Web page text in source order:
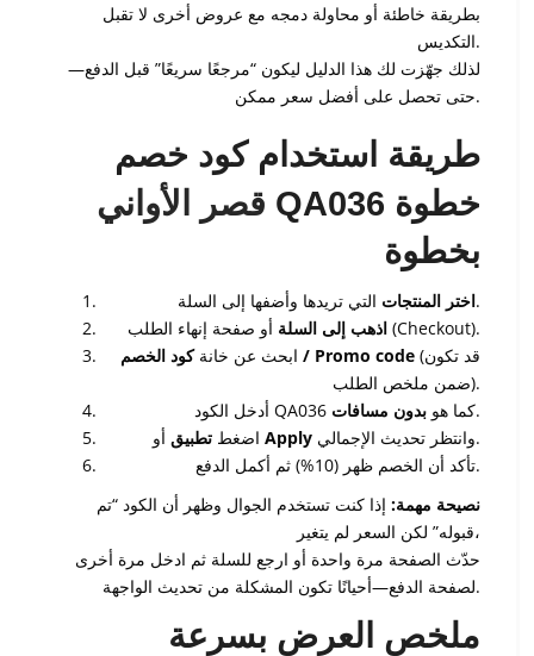
بطريقة خاطئة أو محاولة دمجه مع عروض أخرى لا تقبل
التكديس.
لذلك جهّزت لك هذا الدليل ليكون “مرجعًا سريعًا” قبل الدفع—
حتى تحصل على أفضل سعر ممكن.
طريقة استخدام كود خصم
قصر الأواني QA036 خطوة
بخطوة
اختر المنتجاتالتي تريدها وأضفها إلى السلة.
اذهب إلى السلة أو صفحة إنهاء الطلب (Checkout).
ابحث عن خانة كود الخصم / Promo code (قد تكون
ضمن ملخص الطلب).
QA036 كما هو بدون مسافات
.
اضغط تطبيق Apply
وانتظر تحديث الإجمالي.
تأكد أن الخصم ظهر (10%) ثم أكمل الدفع.
نصيحة مهمة: إذا كنت تستخدم الجوال وظهر أن الكود “تم
قبوله” لكن السعر لم يتغير،
حدّث الصفحة مرة واحدة أو ارجع للسلة ثم ادخل مرة أخرى
لصفحة الدفع—أحيانًا تكون المشكلة من تحديث الواجهة.
ملخص العرض بسرعة